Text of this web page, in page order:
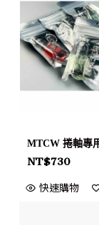
MTCW 捲軸專
NT$730
快速購物